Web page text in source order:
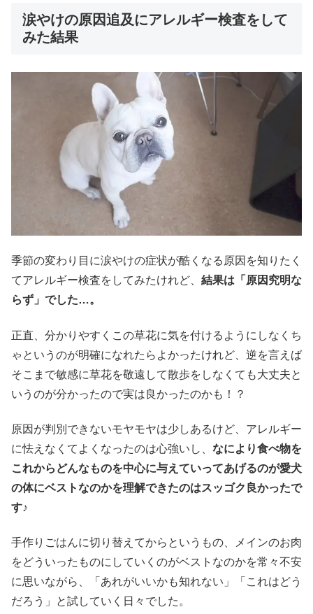
涙やけの原因追及にアレルギー検査をして
みた結果
季節の変わり目に涙やけの症状が酷くなる原因を知りたく
てアレルギー検査をしてみたけれど、 結果は「原因究明な
らず」でした…。
正直、分かりやすくこの草花に気を付けるようにしなくち
ゃというのが明確になれたらよかったけれど、逆を言えば
そこまで敏感に草花を敬遠して散歩をしなくても大丈夫と
いうのが分かったので実は良かったのかも！？
原因が判別できないモヤモヤは少しあるけど、アレルギー
に怯えなくてよくなったのは心強いし、 なにより食べ物を
これからどんなものを中心に与えていってあげるのが愛犬
の体にベストなのかを理解できたのはスッゴク良かったで
す♪
手作りごはんに切り替えてからというもの、メインのお肉
をどういったものにしていくのがベストなのかを常々不安
に思いながら、「あれがいいかも知れない」「これはどう
だろう」と試していく日々でした。